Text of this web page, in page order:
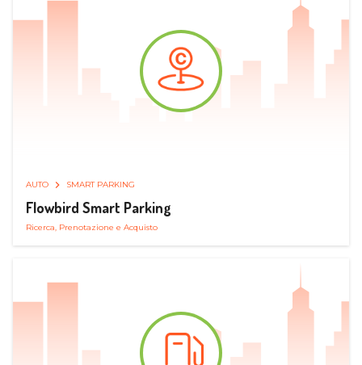
AUTO SMART PARKING
Flowbird Smart Parking
Ricerca, Prenotazione e Acquisto